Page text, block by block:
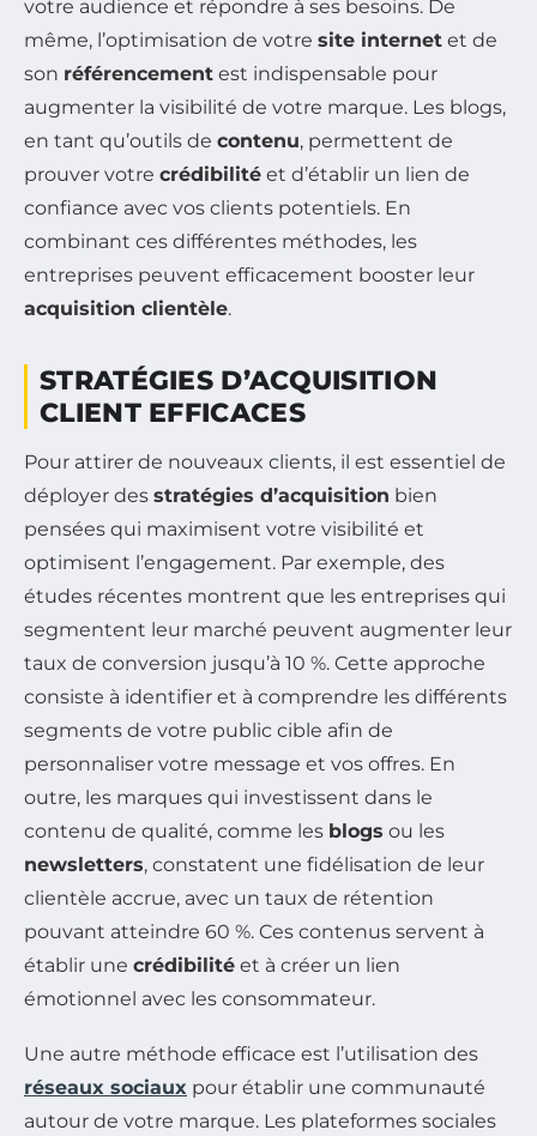
votre audience et répondre à ses besoins. De
même, l’optimisation de votre site internet et de
son référencement est indispensable pour
augmenter la visibilité de votre marque. Les blogs,
en tant qu’outils de contenu, permettent de
prouver votre crédibilité et d’établir un lien de
confiance avec vos clients potentiels. En
combinant ces différentes méthodes, les
entreprises peuvent efficacement booster leur
acquisition clientèle.
STRATÉGIES D’ACQUISITION
CLIENT EFFICACES
Pour attirer de nouveaux clients, il est essentiel de
déployer des stratégies d’acquisition bien
pensées qui maximisent votre visibilité et
optimisent l’engagement. Par exemple, des
études récentes montrent que les entreprises qui
segmentent leur marché peuvent augmenter leur
taux de conversion jusqu’à 10 %. Cette approche
consiste à identifier et à comprendre les différents
segments de votre public cible afin de
personnaliser votre message et vos offres. En
outre, les marques qui investissent dans le
contenu de qualité, comme les blogs ou les
newsletters, constatent une fidélisation de leur
clientèle accrue, avec un taux de rétention
pouvant atteindre 60 %. Ces contenus servent à
établir une crédibilité et à créer un lien
émotionnel avec les consommateur.
Une autre méthode efficace est l’utilisation des
réseaux sociaux pour établir une communauté
autour de votre marque. Les plateformes sociales